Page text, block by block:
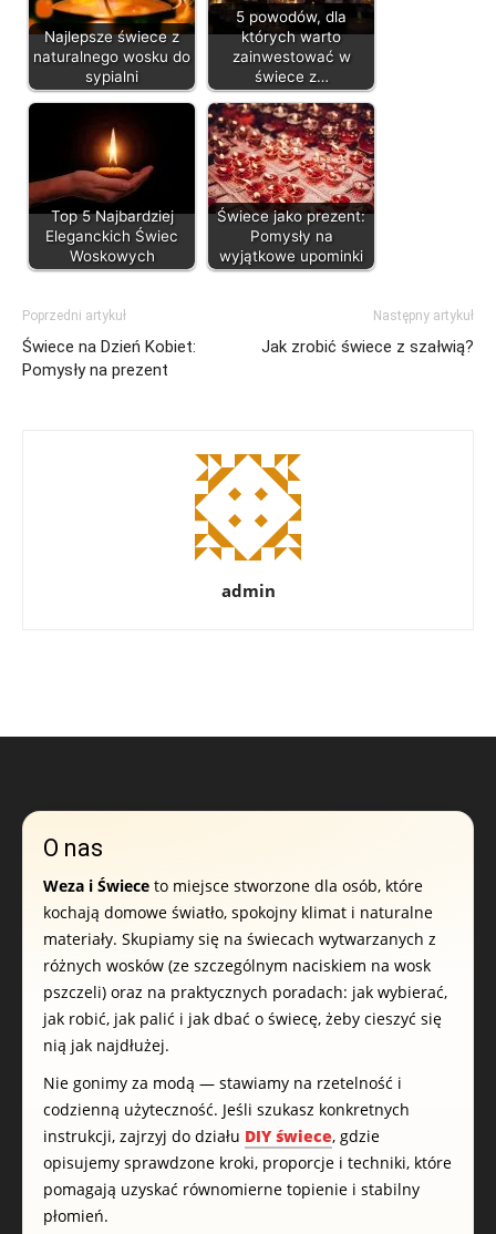
Najlepsze świece z
naturalnego wosku do
sypialni
5 powodów, dla
których warto
zainwestować w
świece z…
Top 5 Najbardziej
Eleganckich Świec
Woskowych
Świece jako prezent:
Pomysły na
wyjątkowe upominki
Poprzedni artykuł
Świece na Dzień Kobiet:
Pomysły na prezent
Następny artykuł
Jak zrobić świece z szałwią?
admin
O nas
Weza i Świece to miejsce stworzone dla osób, które
kochają domowe światło, spokojny klimat i naturalne
materiały. Skupiamy się na świecach wytwarzanych z
różnych wosków (ze szczególnym naciskiem na wosk
pszczeli) oraz na praktycznych poradach: jak wybierać,
jak robić, jak palić i jak dbać o świecę, żeby cieszyć się
nią jak najdłużej.
Nie gonimy za modą — stawiamy na rzetelność i
codzienną użyteczność. Jeśli szukasz konkretnych
instrukcji, zajrzyj do działu DIY świece, gdzie
opisujemy sprawdzone kroki, proporcje i techniki, które
pomagają uzyskać równomierne topienie i stabilny
płomień.